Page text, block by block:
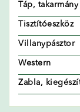
Táp,
Tisztítóeszköz
Villanypásztor
Western
Zabla,